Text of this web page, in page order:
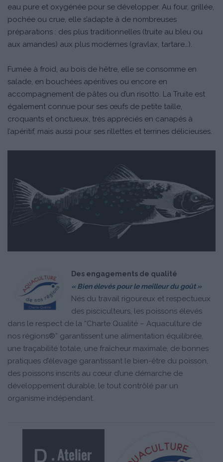
eau pure et oxygénée pour se développer. Au four, grillée,
pochée ou crue, elle s’adapte à de nombreuses
préparations : des plus traditionnelles (truite au bleu ou
aux amandes) aux plus modernes (gravlax, tartare…).
Fumée à froid, au bois de hêtre, elle se consomme en
salade, en bouchées apéritives ou encore en
accompagnement de pâtes ou d’un risotto. La Truite est
également connue pour ses œufs de petite taille,
croquants et onctueux, très appréciés en canapés à
l’apéritif, mais aussi pour ses rillettes et terrines délicieuses.
Des engagements de qualité
« Bien élevés pour le meilleur du goût »
Nés du travail rigoureux et respectueux
des pisciculteurs, les poissons élevés
dans le respect de la “Charte Qualité – Aquaculture de
nos régions®” garantissent une alimentation équilibrée,
une traçabilité totale, une fraîcheur maximale, de bonnes
pratiques d’élevage garantissant le bien-être du poisson,
des poissons inscrits au cœur d’une démarche de
développement durable, le tout contrôlé par un
organisme indépendant.